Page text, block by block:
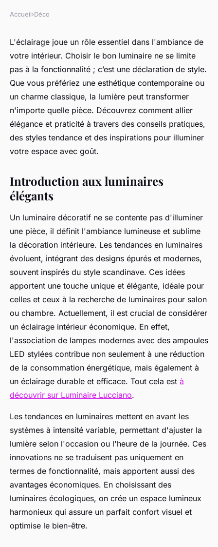
Luminaire : illuminez votre
intérieur avec style et élégance
Capucine• 6 janvier 2025• 3 min de lecture
Accueil›Déco
L'éclairage joue un rôle essentiel dans l'ambiance de
votre intérieur. Choisir le bon luminaire ne se limite
pas à la fonctionnalité ; c’est une déclaration de style.
Que vous préfériez une esthétique contemporaine ou
un charme classique, la lumière peut transformer
n'importe quelle pièce. Découvrez comment allier
élégance et praticité à travers des conseils pratiques,
des styles tendance et des inspirations pour illuminer
votre espace avec goût.
Introduction aux luminaires
élégants
Un luminaire décoratif ne se contente pas d'illuminer
une pièce, il définit l'ambiance lumineuse et sublime
la décoration intérieure. Les tendances en luminaires
évoluent, intégrant des designs épurés et modernes,
souvent inspirés du style scandinave. Ces idées
apportent une touche unique et élégante, idéale pour
celles et ceux à la recherche de luminaires pour salon
ou chambre. Actuellement, il est crucial de considérer
un éclairage intérieur économique. En effet,
l'association de lampes modernes avec des ampoules
LED stylées contribue non seulement à une réduction
de la consommation énergétique, mais également à
un éclairage durable et efficace. Tout cela est à
découvrir sur Luminaire Lucciano.
Les tendances en luminaires mettent en avant les
systèmes à intensité variable, permettant d'ajuster la
lumière selon l'occasion ou l'heure de la journée. Ces
innovations ne se traduisent pas uniquement en
termes de fonctionnalité, mais apportent aussi des
avantages économiques. En choisissant des
luminaires écologiques, on crée un espace lumineux
harmonieux qui assure un parfait confort visuel et
optimise le bien-être.